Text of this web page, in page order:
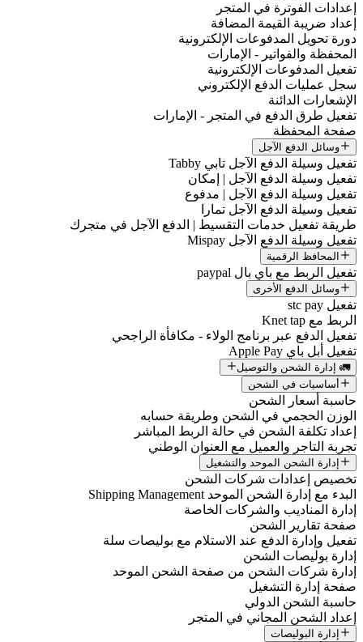
إعدادات الفوترة في المتجر
إعداد ضريبة القيمة المضافة
دورة تحويل المدفوعات الإلكترونية
المحفظة والفواتير - الإمارات
تفعيل المدفوعات الإلكترونية
سجل عمليات الدفع الإلكتروني
الإشعارات الدائنة
تفعيل طرق الدفع في المتجر - الإمارات
صفحة المحفظة
وسائل الدفع الآجل
تفعيل وسيلة الدفع الآجل تابي Tabby
تفعيل وسيلة الدفع الآجل | إمكان
تفعيل وسيلة الدفع الآجل | مدفوع
تفعيل وسيلة الدفع الآجل تمارا
طريقة تفعيل خدمات التقسيط | الدفع الآجل في متجرك
تفعيل وسيلة الدفع الآجل Mispay
المحافظ الرقمية
تفعيل الربط مع باي بال paypal
وسائل الدفع الأخرى
تفعيل stc pay
الربط مع Knet tap
تفعيل الدفع عبر برنامج الولاء - مكافأة الراجحي
تفعيل أبل باي Apple Pay
🚛 إدارة الشحن والتوصيل
أساسيات في الشحن
حاسبة أسعار الشحن
الوزن الحجمي في الشحن وطريقة حسابه
إعداد تكلفة الشحن في حالة الربط المباشر
تجربة التاجر والعميل مع العنوان الوطني
إدارة الشحن الموحد والتشغيل
تخصيص إعدادات شركات الشحن
البدء مع إدارة الشحن الموحد Shipping Management
إدارة المناديب والشركات الخاصة
صفحة تقارير الشحن
تفعيل وإدارة الدفع عند الاستلام مع بوليصات سلة
إدارة بوليصات الشحن
إدارة شركات الشحن من صفحة الشحن الموحد
صفحة إدارة التشغيل
حاسبة الشحن الدولي
إعداد الشحن المجاني في المتجر
إدارة البوليصات